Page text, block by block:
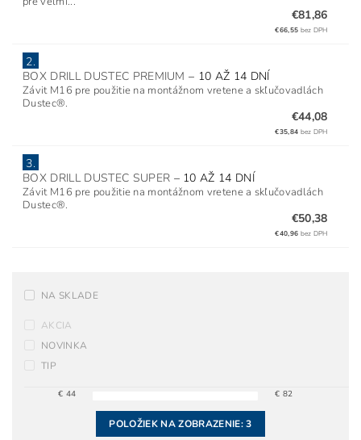
€81,86
€66,55 bez DPH
2.
BOX DRILL DUSTEC PREMIUM– 10 AŽ 14 DNÍ
Závit M16 pre použitie na montážnom vretene a skľučovadlách
Dustec®.
€44,08
€35,84 bez DPH
3.
BOX DRILL DUSTEC SUPER – 10 AŽ 14 DNÍ
Závit M16 pre použitie na montážnom vretene a skľučovadlách
Dustec®.
€50,38
€40,96 bez DPH
NA SKLADE
AKCIA
NOVINKA
TIP
€ 44 € 82
POLOŽIEK NA ZOBRAZENIE:3